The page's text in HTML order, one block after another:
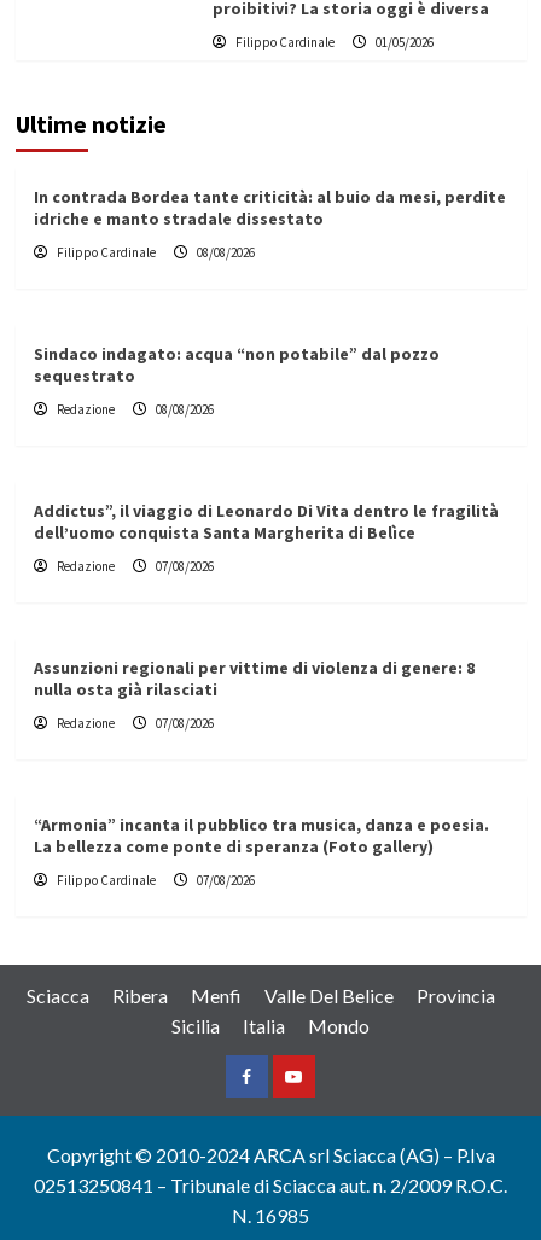
proibitivi? La storia oggi è diversa
Filippo Cardinale 01/05/2026
Ultime notizie
In contrada Bordea tante criticità: al buio da mesi, perdite
idriche e manto stradale dissestato
Filippo Cardinale 08/08/2026
Sindaco indagato: acqua “non potabile” dal pozzo
sequestrato
Redazione 08/08/2026
Addictus”, il viaggio di Leonardo Di Vita dentro le fragilità
dell’uomo conquista Santa Margherita di Belìce
Redazione 07/08/2026
Assunzioni regionali per vittime di violenza di genere: 8
nulla osta già rilasciati
Redazione 07/08/2026
“Armonia” incanta il pubblico tra musica, danza e poesia.
La bellezza come ponte di speranza (Foto gallery)
Filippo Cardinale 07/08/2026
Sciacca Ribera Menfi Valle Del Belice
Provincia
Sicilia
Italia Mondo
FacebookYountube
Copyright © 2010-2024 ARCA srl Sciacca (AG) – P.Iva
02513250841 – Tribunale di Sciacca aut. n. 2/2009 R.O.C.
N. 16985